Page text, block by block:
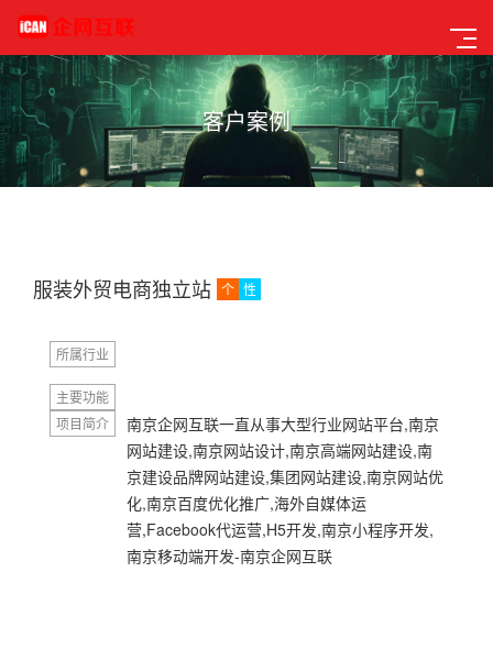
客户案例
服装外贸电商独立站 个 性
所属行业
主要功能
项目简介
南京企网互联一直从事大型行业网站平台,南京
网站建设,南京网站设计,南京高端网站建设,南
京建设品牌网站建设,集团网站建设,南京网站优
化,南京百度优化推广,海外自媒体运
营,Facebook代运营,H5开发,南京小程序开发,
南京移动端开发-南京企网互联